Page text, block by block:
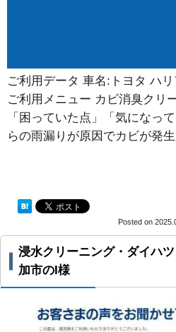
ご利用データ 車名:トヨタ ハ
ご利用メニュー カビ消臭ク
「困っていた点」「気になっ
らの雨漏りが原因でカビが発
Posted on
浸水クリーニング・ダイハ
加市のI様